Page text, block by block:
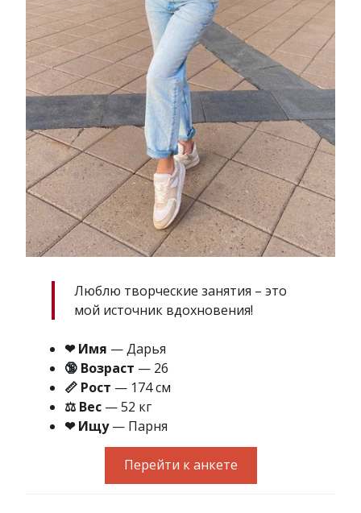
Люблю творческие занятия – это
мой источник вдохновения!
❤ Имя — Дарья
🔞 Возраст — 26
📏 Рост — 174 см
⚖ Вес — 52 кг
❤ Ищу— Парня
Перейти к анкете